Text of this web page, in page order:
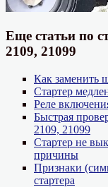
Еще статьи по
2109, 21099
Как заменить
Стартер
Реле
Быстрая
2109, 21099
Стартер не
причины
Признаки
стартера